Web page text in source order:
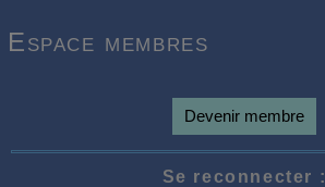
Espace membres
Devenir membre
Se reconnecter :